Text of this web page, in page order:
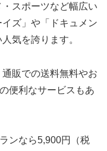
スポーツなど幅広い
ズ」や「ドキュメン
気を誇ります。
販での送料無料やお
便利なサービスもあ
ンなら5,900円（税